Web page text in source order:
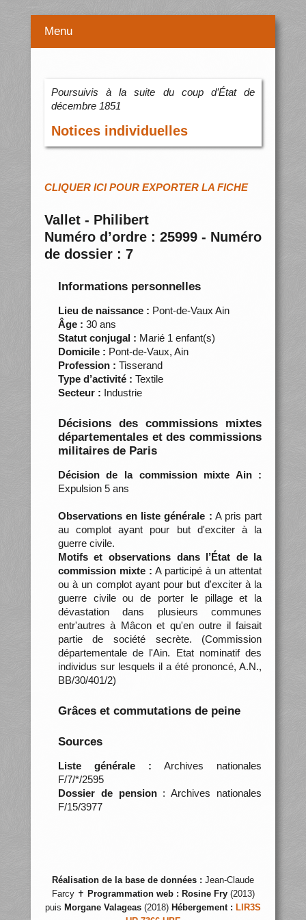
Menu
Poursuivis à la suite du coup d’État de
décembre 1851
Notices individuelles
CLIQUER ICI POUR EXPORTER LA FICHE
Vallet - Philibert
Numéro d’ordre : 25999 - Numéro
de dossier : 7
Informations personnelles
Lieu de naissance : Pont-de-Vaux Ain
Âge : 30 ans
Statut conjugal : Marié 1 enfant(s)
Domicile : Pont-de-Vaux, Ain
Profession : Tisserand
Type d’activité : Textile
Secteur : Industrie
Décisions des commissions mixtes
départementales et des commissions
militaires de Paris
Décision de la commission mixte Ain :
Expulsion 5 ans
Observations en liste générale : A pris part
au complot ayant pour but d'exciter à la
guerre civile.
Motifs et observations dans l’État de la
commission mixte : A participé à un attentat
ou à un complot ayant pour but d'exciter à la
guerre civile ou de porter le pillage et la
dévastation dans plusieurs communes
entr'autres à Mâcon et qu'en outre il faisait
partie de société secrète. (Commission
départementale de l'Ain. Etat nominatif des
individus sur lesquels il a été prononcé, A.N.,
BB/30/401/2)
Grâces et commutations de peine
Sources
Liste générale : Archives nationales
F/7/*/2595
Dossier de pension: Archives nationales
F/15/3977
Réalisation de la base de données : Jean-Claude
Farcy ✝ Programmation web : Rosine Fry(2013)
puis Morgane Valageas (2018) Hébergement : LIR3S